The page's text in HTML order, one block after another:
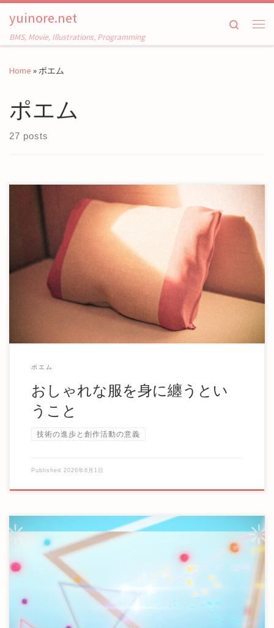
Skip to content
yuinore.net
BMS, Movie, Illustrations, Programming
Search
Home » ポエム
ポエム
27 posts
はじめに これは技術の善悪の話ではない。明日の食費のた
めにあなたがどう行動すべきかという話もしないし […]
ポエム
おしゃれな服を身に纏うとい
うこと
技術の進歩と創作活動の意義
Published 2026年6月1日
「人生でこんなに楽しいことはもう二度とないだろうな」っ
ていうのは、 多分それを聞いた人の全員から誤解 […]